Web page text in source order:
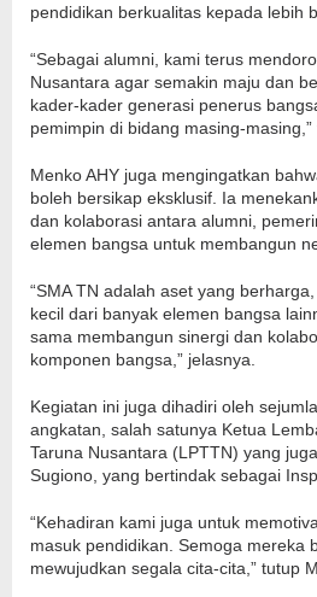
pendidikan berkualitas kepada lebih
“Sebagai alumni, kami terus
Nusantara agar semakin maju dan
kader-kader generasi penerus
pemimpin di bidang masing-masing,”
Menko AHY juga mengingatkan
boleh bersikap eksklusif. Ia
dan kolaborasi antara alumni,
elemen bangsa untuk membangun
“SMA TN adalah aset yang
kecil dari banyak elemen bangsa
sama membangun sinergi dan
komponen bangsa,” jelasnya.
Kegiatan ini juga dihadiri oleh
angkatan, salah satunya Ketua
Taruna Nusantara (LPTTN) yang
Sugiono, yang bertindak sebagai
“Kehadiran kami juga untuk
masuk pendidikan. Semoga mereka
mewujudkan segala cita-cita,” tutup